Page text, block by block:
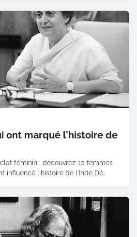
ont marqué l'histoire de
féminin : découvrez 10 femmes
influencé l'histoire de l'Inde Dé…